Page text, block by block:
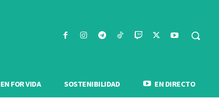
FOR VIDA SOSTENIBILIDAD EN DIRECTO